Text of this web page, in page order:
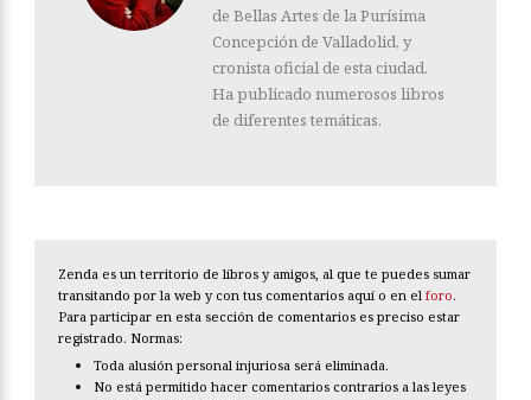
de Bellas Artes de la Purísima
Concepción de Valladolid, y
cronista oficial de esta ciudad.
Ha publicado numerosos libros
de diferentes temáticas.
Zenda es un territorio de libros y amigos, al que te puedes sumar
transitando por la web y con tus comentarios aquí o en el foro.
Para participar en esta sección de comentarios es preciso estar
registrado. Normas:
Toda alusión personal injuriosa será eliminada.
No está permitido hacer comentarios contrarios a las leyes